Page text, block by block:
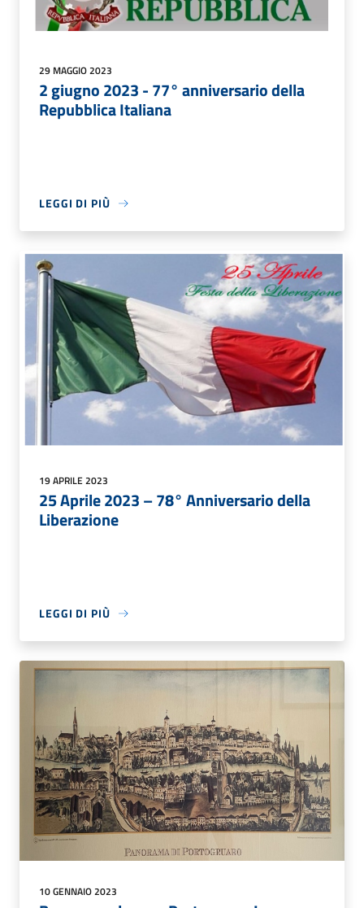
29 MAGGIO 2023
2 giugno 2023 - 77° anniversario della
Repubblica Italiana
LEGGI DI PIÙ
19 APRILE 2023
25 Aprile 2023 – 78° Anniversario della
Liberazione
LEGGI DI PIÙ
10 GENNAIO 2023